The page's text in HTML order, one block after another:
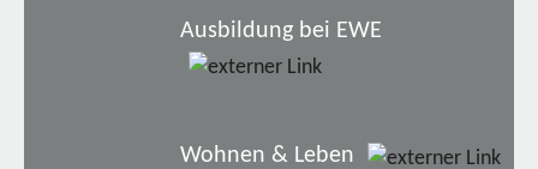
Ausbildung bei EWE
Wohnen & Leben